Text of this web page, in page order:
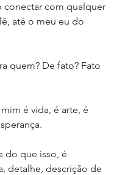
conectar com qualquer
até o meu eu do
quem? De fato? Fato
é vida, é arte, é
do que isso, é
detalhe, descrição de